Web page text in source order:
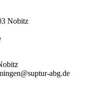
Nobitz
abg.de